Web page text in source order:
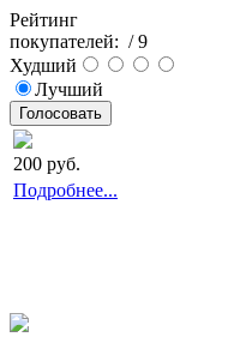
Рейтинг
покупателей: / 9
Худший
Лучший
200 руб.
Подробнее...